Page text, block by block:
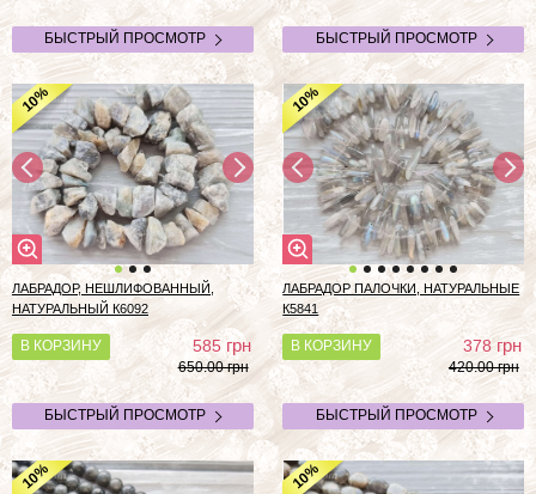
БЫСТРЫЙ ПРОСМОТР БЫСТРЫЙ ПРОСМОТР
10%
ЛАБРАДОР, НЕШЛИФОВАННЫЙ,
НАТУРАЛЬНЫЙ К6092
В КОРЗИНУ 585грн
650.00 грн
БЫСТРЫЙ ПРОСМОТР
10%
ЛАБРАДОР ПАЛОЧКИ, НАТУРАЛЬНЫЕ
К5841
В КОРЗИНУ 378грн
420.00 грн
БЫСТРЫЙ ПРОСМОТР
10% 10%